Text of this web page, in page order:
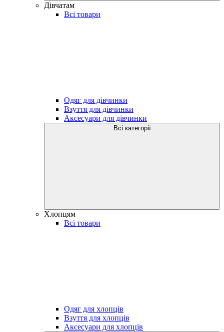
Дівчатам
Всі товари
Одяг для дівчинки
Взуття для дівчинки
Аксесуари для дівчинки
Всі категорії
Хлопцям
Всі товари
Одяг для хлопців
Взуття для хлопців
Аксесуари для хлопців